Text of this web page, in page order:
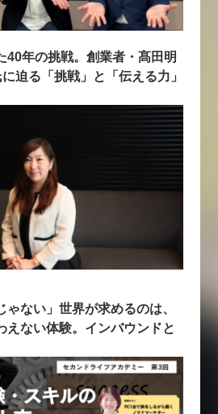
40年の挑戦。創業者・髙田明
迫る「挑戦」と「伝える力」
ゃない」世界が求めるのは、
えない体験。インバウンドと